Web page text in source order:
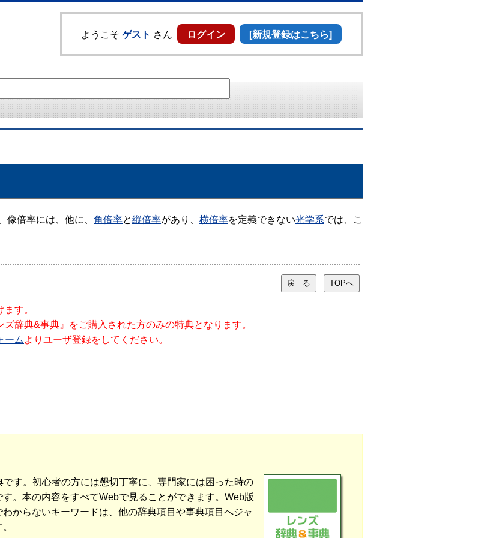
ようこそ ゲスト さん ログイン [新規登録はこちら]
像倍率には、他に、 角倍率と縦倍率があり、 横倍率を定義できない光学系では、こ
す。
辞典&事典』をご購入された方のみの特典となります。
ーム よりユーザ登録をしてください。
す。初心者の方には懇切丁寧に、専門家には困った時の
。本の内容をすべてWebで見ることができます。Web版
からないキーワードは、他の辞典項目や事典項目へジャ